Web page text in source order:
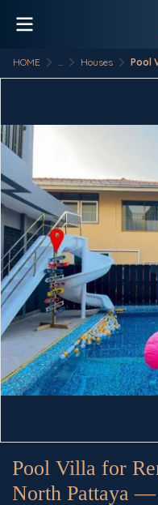
HOME ... Houses Pool
Pool Villa for
North Pattaya —